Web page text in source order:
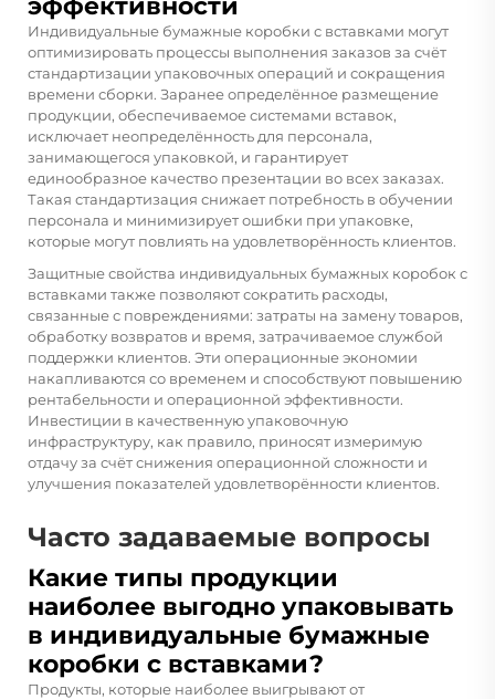
эффективности
Индивидуальные бумажные коробки с вставками могут
оптимизировать процессы выполнения заказов за счёт
стандартизации упаковочных операций и сокращения
времени сборки. Заранее определённое размещение
продукции, обеспечиваемое системами вставок,
исключает неопределённость для персонала,
занимающегося упаковкой, и гарантирует
единообразное качество презентации во всех заказах.
Такая стандартизация снижает потребность в обучении
персонала и минимизирует ошибки при упаковке,
которые могут повлиять на удовлетворённость клиентов.
Защитные свойства индивидуальных бумажных коробок с
вставками также позволяют сократить расходы,
связанные с повреждениями: затраты на замену товаров,
обработку возвратов и время, затрачиваемое службой
поддержки клиентов. Эти операционные экономии
накапливаются со временем и способствуют повышению
рентабельности и операционной эффективности.
Инвестиции в качественную упаковочную
инфраструктуру, как правило, приносят измеримую
отдачу за счёт снижения операционной сложности и
улучшения показателей удовлетворённости клиентов.
Часто задаваемые вопросы
Какие типы продукции
наиболее выгодно упаковывать
в индивидуальные бумажные
коробки с вставками?
Продукты, которые наиболее выигрывают от